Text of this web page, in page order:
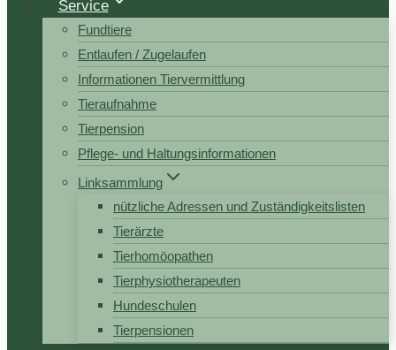
Service
Fundtiere
Entlaufen / Zugelaufen
Informationen Tiervermittlung
Tieraufnahme
Tierpension
Pflege- und Haltungsinformationen
Linksammlung
nützliche Adressen und Zuständigkeitslisten
Tierärzte
Tierhomöopathen
Tierphysiotherapeuten
Hundeschulen
Tierpensionen